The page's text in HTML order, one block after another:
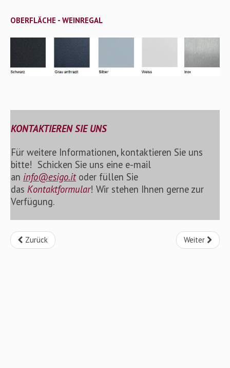
OBERFLÄCHE - WEINREGAL
KONTAKTIEREN SIE UNS
Für weitere Informationen, kontaktieren Sie uns
bitte! Schicken Sie uns eine e-mail
an info@esigo.itoder füllen Sie
das Kontaktformular! Wir stehen Ihnen gerne zur
Verfügung.
Zurück Weiter